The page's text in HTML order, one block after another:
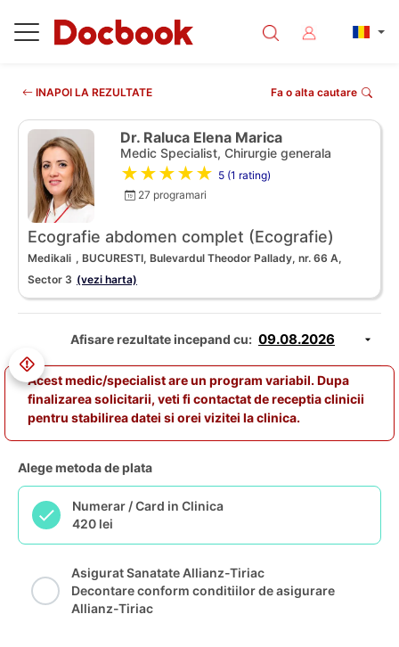
INAPOI LA REZULTATE Fa o alta cautare
Dr. Raluca Elena Marica
Medic Specialist, Chirurgie generala
★★★★★ 5 (1 rating)
27 programari
Ecografie abdomen complet (Ecografie)
Medikali , BUCURESTI, Bulevardul Theodor Pallady, nr. 66 A,
Sector 3 (vezi harta)
Afisare rezultate incepand cu:
Acest medic/specialist are un program variabil. Dupa
finalizarea solicitarii, veti fi contactat de receptia clinicii
pentru stabilirea datei si orei vizitei la clinica.
Alege metoda de plata
Numerar / Card in Clinica
420 lei
Asigurat Sanatate Allianz-Tiriac
Decontare conform conditiilor de asigurare
Allianz-Tiriac